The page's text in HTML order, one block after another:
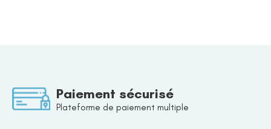
Paiement sécurisé
Plateforme de paiement multiple